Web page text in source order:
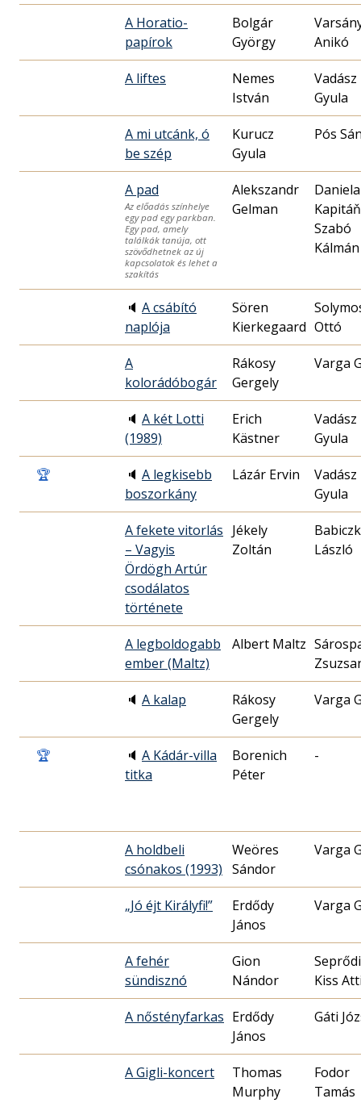
A Horatio-
papírok
Bolgár
György
Anikó
A liftes
Nemes
István
Vadász
Gyula
A mi utcánk, ó
be szép
Kurucz
Gyula
Pós
A pad
Az előadás színhelye
egy pad egy parkban.
Egy pad, amely
találkák tanúja, ott
szövődhetnek az új
kapcsolatok és lehet a
szakítás
Alekszandr
Gelman
Daniela
Szabó
Kálmán
🔈 A csábító
naplója
Sören
Kierkegaard Ottó
A
kolorádóbogár
Rákosy
Gergely
Varga
🔈 A két Lotti
(1989)
Erich
Kästner
Vadász
Gyula
🏆 🔈 A legkisebb
boszorkány
Lázár Ervin
Vadász
Gyula
A fekete vitorlás
– Vagyis
Ördögh Artúr
csodálatos
története
Jékely
Zoltán
László
A legboldogabb
ember (Maltz)
Albert Maltz
🔈 A kalap
Rákosy
Gergely
Varga
🏆 🔈 A Kádár-villa
titka
Borenich
Péter
-
A holdbeli
csónakos (1993)
Weöres
Sándor
Varga
„Jó éjt Királyfi!”
Erdődy
János
Varga
A fehér
sündisznó
Gion
Nándor
Seprődi
Kiss
A nőstényfarkas Erdődy
János
Gáti
A Gigli-koncert
Thomas
Murphy
Fodor
Tamás